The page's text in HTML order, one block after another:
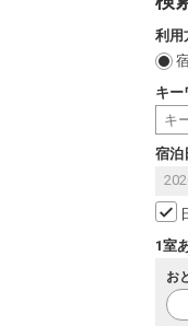
利用
キー
宿泊
1室
お